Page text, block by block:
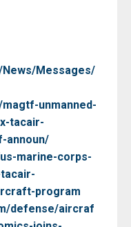
News/Messages/
unmanned-
tacair-
announ/
marine-corps-
program
defense/aircraf